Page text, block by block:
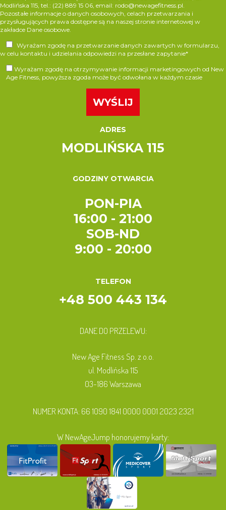
Modlińska 115, tel.: (22) 889 15 06, email: rodo@newagefitness.pl
Pozostałe informacje o danych osobowych, celach przetwarzania i
przysługujących prawa dostępne są na naszej stronie internetowej w
zakładce Dane osobowe
Wyrażam zgodę na przetwarzanie danych zawartych w formularzu,
w celu kontaktu i udzielania odpowiedzi na przesłane zapytanie*
Wyrażam zgodę na otrzymywanie informacji marketingowych od New
Age Fitness, powyższa zgoda może być odwołana w każdym czasie
ADRES
MODLIŃSKA 115
GODZINY OTWARCIA
PON-PIA
16:00 - 21:00
SOB-ND
9:00 - 20:00
TELEFON
+48 500 443 134
DANE DO PRZELEWU:
New Age Fitness Sp. z o.o.
ul. Modlińska 115
03-186 Warszawa
NUMER KONTA: 66 1090 1841 0000 0001 2023 2321
W NewAgeJump honorujemy karty: